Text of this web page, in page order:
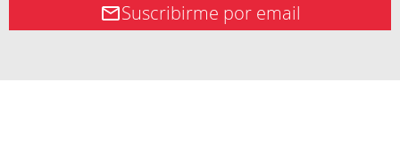
Suscribirme por email